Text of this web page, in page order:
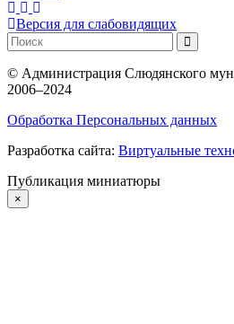
Версия для слабовидящих
© Администрация Слюдянского
2006–2024
Обработка Персональных данных
Разработка сайта: Виртуальные
Публикация миниатюры
×